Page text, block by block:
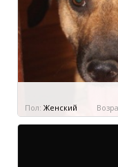
Пол: Женский